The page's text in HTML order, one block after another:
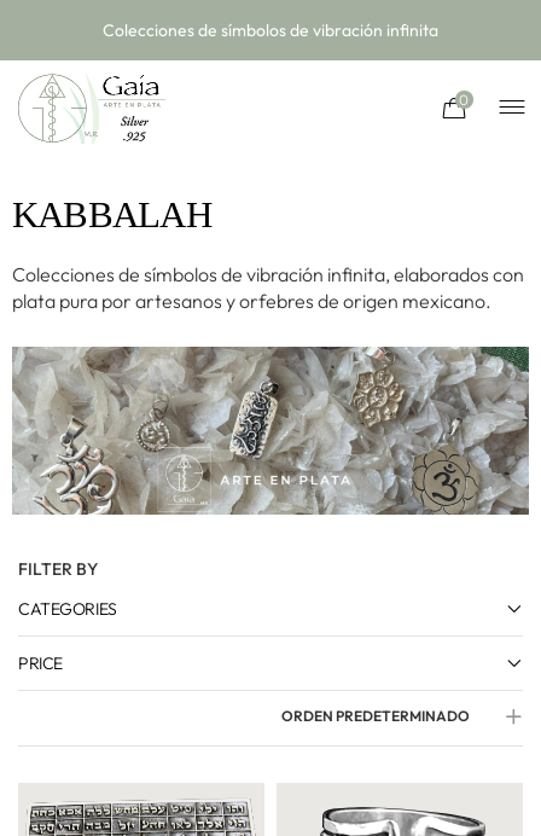
Colecciones de símbolos de vibración infinita
0
KABBALAH
Colecciones de símbolos de vibración infinita, elaborados con
plata pura por artesanos y orfebres de origen mexicano.
FILTER BY
CATEGORIES
PRICE
ORDEN PREDETERMINADO